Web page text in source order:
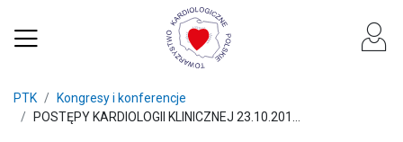
PTK
Kongresy i konferencje
POSTĘPY KARDIOLOGII KLINICZNEJ 23.10.201...